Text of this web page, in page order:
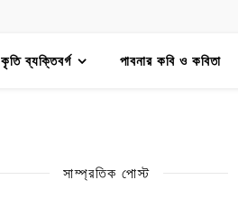
কৃতি ব্যক্তিবর্গ পাবনার কবি ও কবিতা
সাম্প্রতিক পোস্ট